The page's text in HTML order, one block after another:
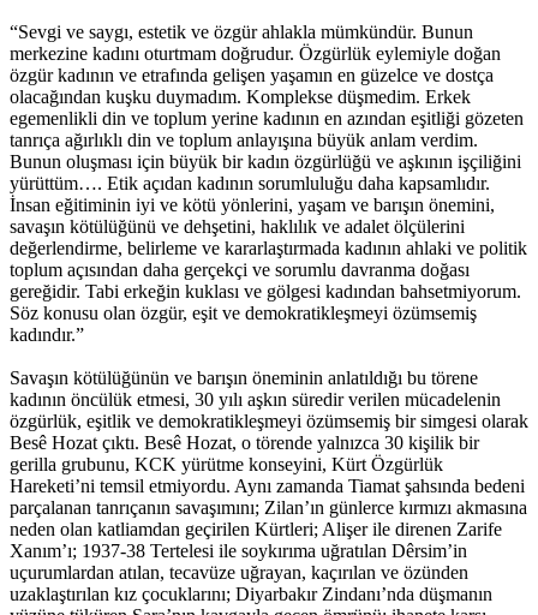
“Sevgi ve saygı, estetik ve özgür ahlakla mümkündür. Bunun
merkezine kadını oturtmam doğrudur. Özgürlük eylemiyle doğan
özgür kadının ve etrafında gelişen yaşamın en güzelce ve dostça
olacağından kuşku duymadım. Komplekse düşmedim. Erkek
egemenlikli din ve toplum yerine kadının en azından eşitliği gözeten
tanrıça ağırlıklı din ve toplum anlayışına büyük anlam verdim.
Bunun oluşması için büyük bir kadın özgürlüğü ve aşkının işçiliğini
yürüttüm…. Etik açıdan kadının sorumluluğu daha kapsamlıdır.
İnsan eğitiminin iyi ve kötü yönlerini, yaşam ve barışın önemini,
savaşın kötülüğünü ve dehşetini, haklılık ve adalet ölçülerini
değerlendirme, belirleme ve kararlaştırmada kadının ahlaki ve politik
toplum açısından daha gerçekçi ve sorumlu davranma doğası
gereğidir. Tabi erkeğin kuklası ve gölgesi kadından bahsetmiyorum.
Söz konusu olan özgür, eşit ve demokratikleşmeyi özümsemiş
kadındır.”
Savaşın kötülüğünün ve barışın öneminin anlatıldığı bu törene
kadının öncülük etmesi, 30 yılı aşkın süredir verilen mücadelenin
özgürlük, eşitlik ve demokratikleşmeyi özümsemiş bir simgesi olarak
Besê Hozat çıktı. Besê Hozat, o törende yalnızca 30 kişilik bir
gerilla grubunu, KCK yürütme konseyini, Kürt Özgürlük
Hareketi’ni temsil etmiyordu. Aynı zamanda Tiamat şahsında bedeni
parçalanan tanrıçanın savaşımını; Zilan’ın günlerce kırmızı akmasına
neden olan katliamdan geçirilen Kürtleri; Alişer ile direnen Zarife
Xanım’ı; 1937-38 Tertelesi ile soykırıma uğratılan Dêrsim’in
uçurumlardan atılan, tecavüze uğrayan, kaçırılan ve özünden
uzaklaştırılan kız çocuklarını; Diyarbakır Zindanı’nda düşmanın